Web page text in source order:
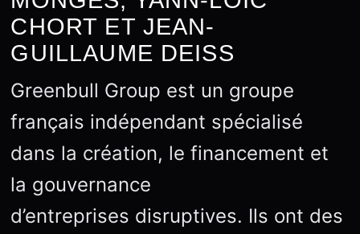
CHORT ET JEAN-
GUILLAUME DEISS
Greenbull Group est un groupe
français indépendant spécialisé
dans la création, le financement et
la gouvernance
d’entreprises disruptives. Ils ont des